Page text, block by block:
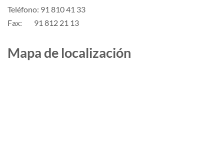
Teléfono: 91 810 41 33
Fax: 91 812 21 13
Mapa de localización